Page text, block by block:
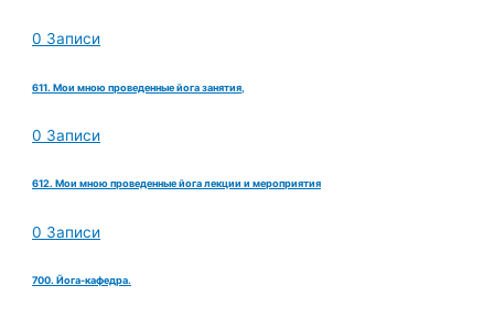
0 Записи
611. Мои мною проведенные йога занятия,
0 Записи
612. Мои мною проведенные йога лекции и мероприятия
0 Записи
700. Йога-кафедра.